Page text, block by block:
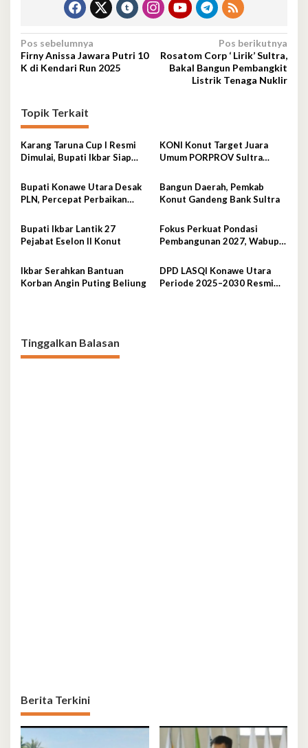
Navigasi
pos
Pos sebelumnya
Firny Anissa Jawara Putri 10
K di Kendari Run 2025
Pos berikutnya
Rosatom Corp ‘ Lirik’ Sultra,
Bakal Bangun Pembangkit
Listrik Tenaga Nuklir
Topik Terkait
Karang Taruna Cup I Resmi
Dimulai, Bupati Ikbar Siap
Porprov
KONI Konut Target Juara
Umum PORPROV Sultra
Bupati Konawe Utara Desak
PLN, Percepat Perbaikan
Bangun Daerah, Pemkab
Konut Gandeng Bank Sultra
Bupati Ikbar Lantik 27
Pejabat Eselon II Konut
Fokus Perkuat Pondasi
Pembangunan 2027, Wabup
Anggaran
Ikbar Serahkan Bantuan
Korban Angin Puting Beliung
DPD LASQI Konawe Utara
Periode 2025–2030 Resmi
Tinggalkan Balasan
Berita Terkini